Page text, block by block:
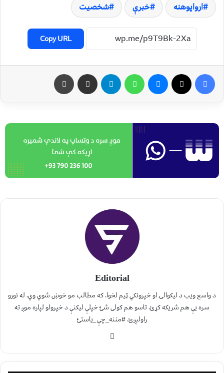
ارواپوهنه خبرې شخصیت
Copy URL
Editorial
د واسع ویب د لیکوالۍ او خپرونکي ټیم لخوا. که مطالب مو خوښ شوي وي، له نورو
سره یې هم شریکه کړئ. تاسو هم کولی شئ خپلې لیکنې د خپرولو لپاره موږ ته
راولېږئ. #مننه_چې_یاستئ